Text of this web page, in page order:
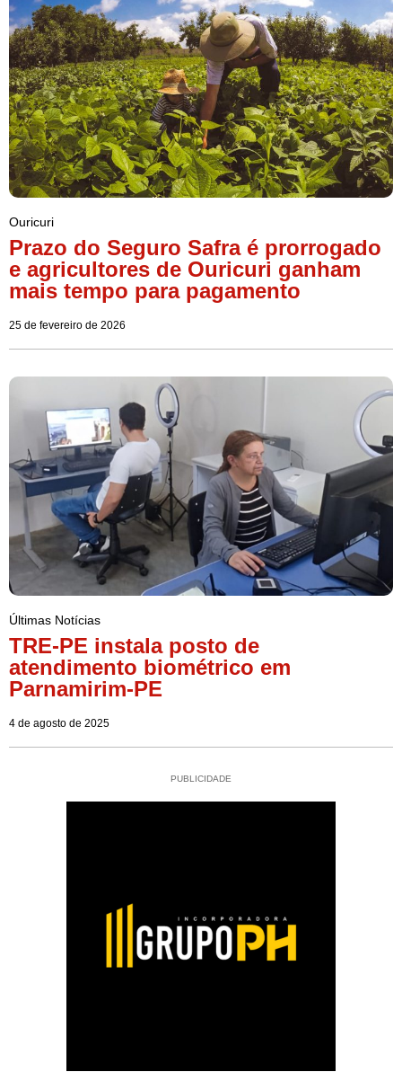
Ouricuri
Prazo do Seguro Safra é prorrogado
e agricultores de Ouricuri ganham
mais tempo para pagamento
25 de fevereiro de 2026
Últimas Notícias
TRE-PE instala posto de
atendimento biométrico em
Parnamirim-PE
4 de agosto de 2025
PUBLICIDADE